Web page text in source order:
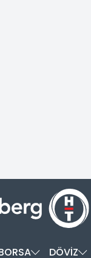
DÖVİZ